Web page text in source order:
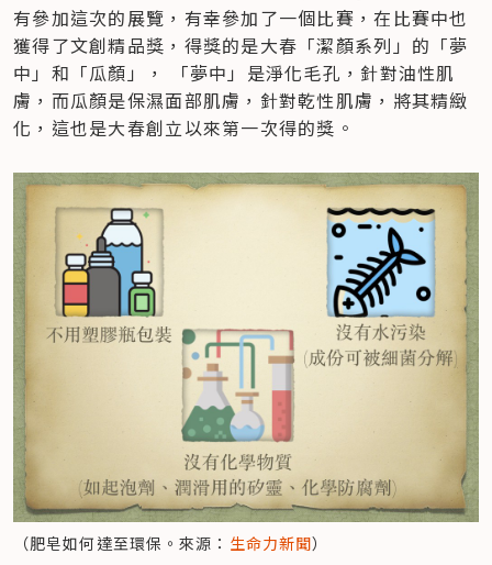
有參加這次的展覽，有幸參加了一個比賽，在比賽中也
獲得了文創精品獎，得獎的是大春「潔顏系列」的「夢
中」和「瓜顏」， 「夢中」是淨化毛孔，針對油性肌
膚，而瓜顏是保濕面部肌膚，針對乾性肌膚，將其精緻
化，這也是大春創立以來第一次得的獎。
（肥皂如何達至環保。來源： 生命力新聞）